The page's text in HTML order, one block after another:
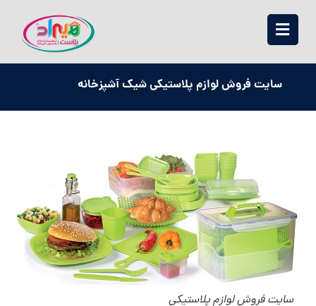
سایت فروش لوازم پلاستیکی شیک آشپزخانه
سایت فروش لوازم پلاستیکی